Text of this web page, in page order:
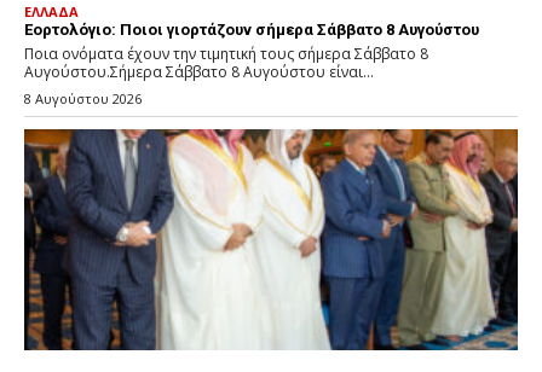
ΕΛΛΑΔΑ
Εορτολόγιο: Ποιοι γιορτάζουν σήμερα Σάββατο 8 Αυγούστου
Ποια ονόματα έχουν την τιμητική τους σήμερα Σάββατο 8
Αυγούστου.Σήμερα Σάββατο 8 Αυγούστου είναι...
8 Αυγούστου 2026